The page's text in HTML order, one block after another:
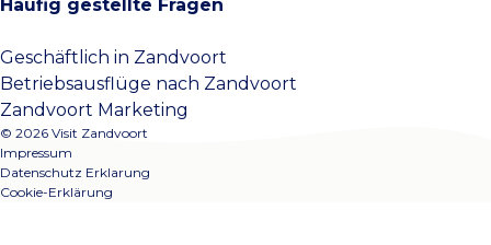
Häufig gestellte Fragen
Geschäftlich in Zandvoort
Betriebsausflüge nach Zandvoort
Zandvoort Marketing
© 2026 Visit Zandvoort
Impressum
Datenschutz Erklarung
Cookie-Erklärung